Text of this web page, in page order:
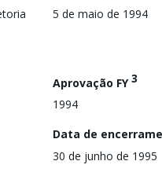
5 de maio de 1994
Aprovação FY3
1994
Data de
30 de junho de 1995